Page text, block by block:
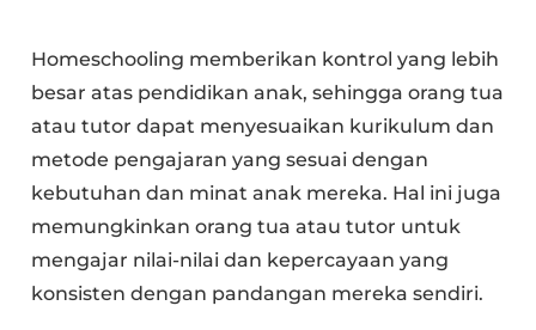
Homeschooling memberikan kontrol yang lebih
besar atas pendidikan anak, sehingga orang tua
atau tutor dapat menyesuaikan kurikulum dan
metode pengajaran yang sesuai dengan
kebutuhan dan minat anak mereka. Hal ini juga
memungkinkan orang tua atau tutor untuk
mengajar nilai-nilai dan kepercayaan yang
konsisten dengan pandangan mereka sendiri.